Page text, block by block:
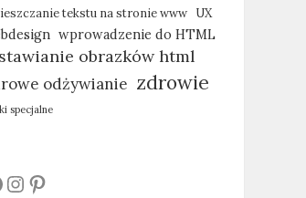
tekstu na stronie www UX
wprowadzenie do HTML
obrazków html
odżywianie zdrowie
specjalne
# #